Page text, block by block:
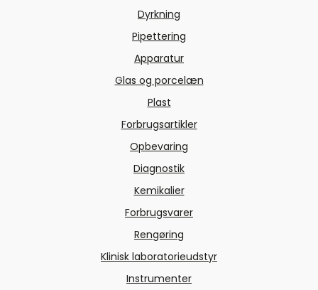
Dyrkning
Pipettering
Apparatur
Glas og porcelæn
Plast
Forbrugsartikler
Opbevaring
Diagnostik
Kemikalier
Forbrugsvarer
Rengøring
Klinisk laboratorieudstyr
Instrumenter